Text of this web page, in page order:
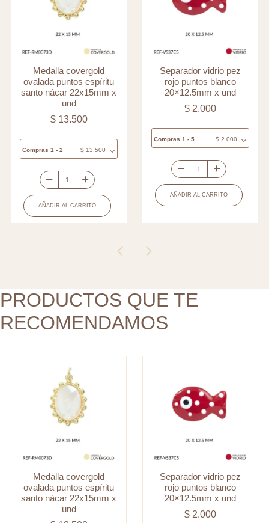
Medalla covergold
ovalada puntos espíritu
santo nácar 22x15mm x
und
$13.500
Compras 1 - 2 $13.500
Medalla
covergold
ovalada
22x15mm
x
und
AÑADIR AL CARRITO
Separador vidrio pez
rojo puntos blanco
20×12.5mm x und
$ 2.000
Compras 1 - 5 $2.000
Separador
vidrio
pez
und
AÑADIR AL CARRITO
PRODUCTOS QUE TE
RECOMENDAMOS
Medalla covergold
ovalada puntos espíritu
santo nácar 22x15mm x
und
Separador vidrio pez
rojo puntos blanco
20×12.5mm x und
$ 2.000